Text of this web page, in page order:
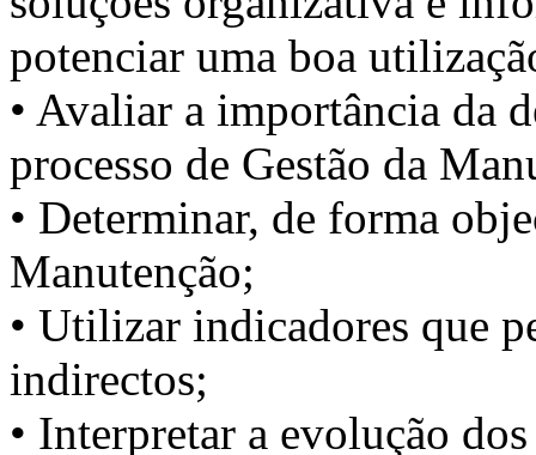
potenciar uma boa
• Avaliar a importância da
processo de Gestão da
• Determinar, de forma
Manutenção;
• Utilizar indicadores que
indirectos;
• Interpretar a evolução